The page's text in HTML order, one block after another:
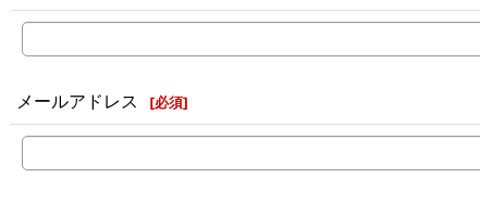
メールアドレス [必須]